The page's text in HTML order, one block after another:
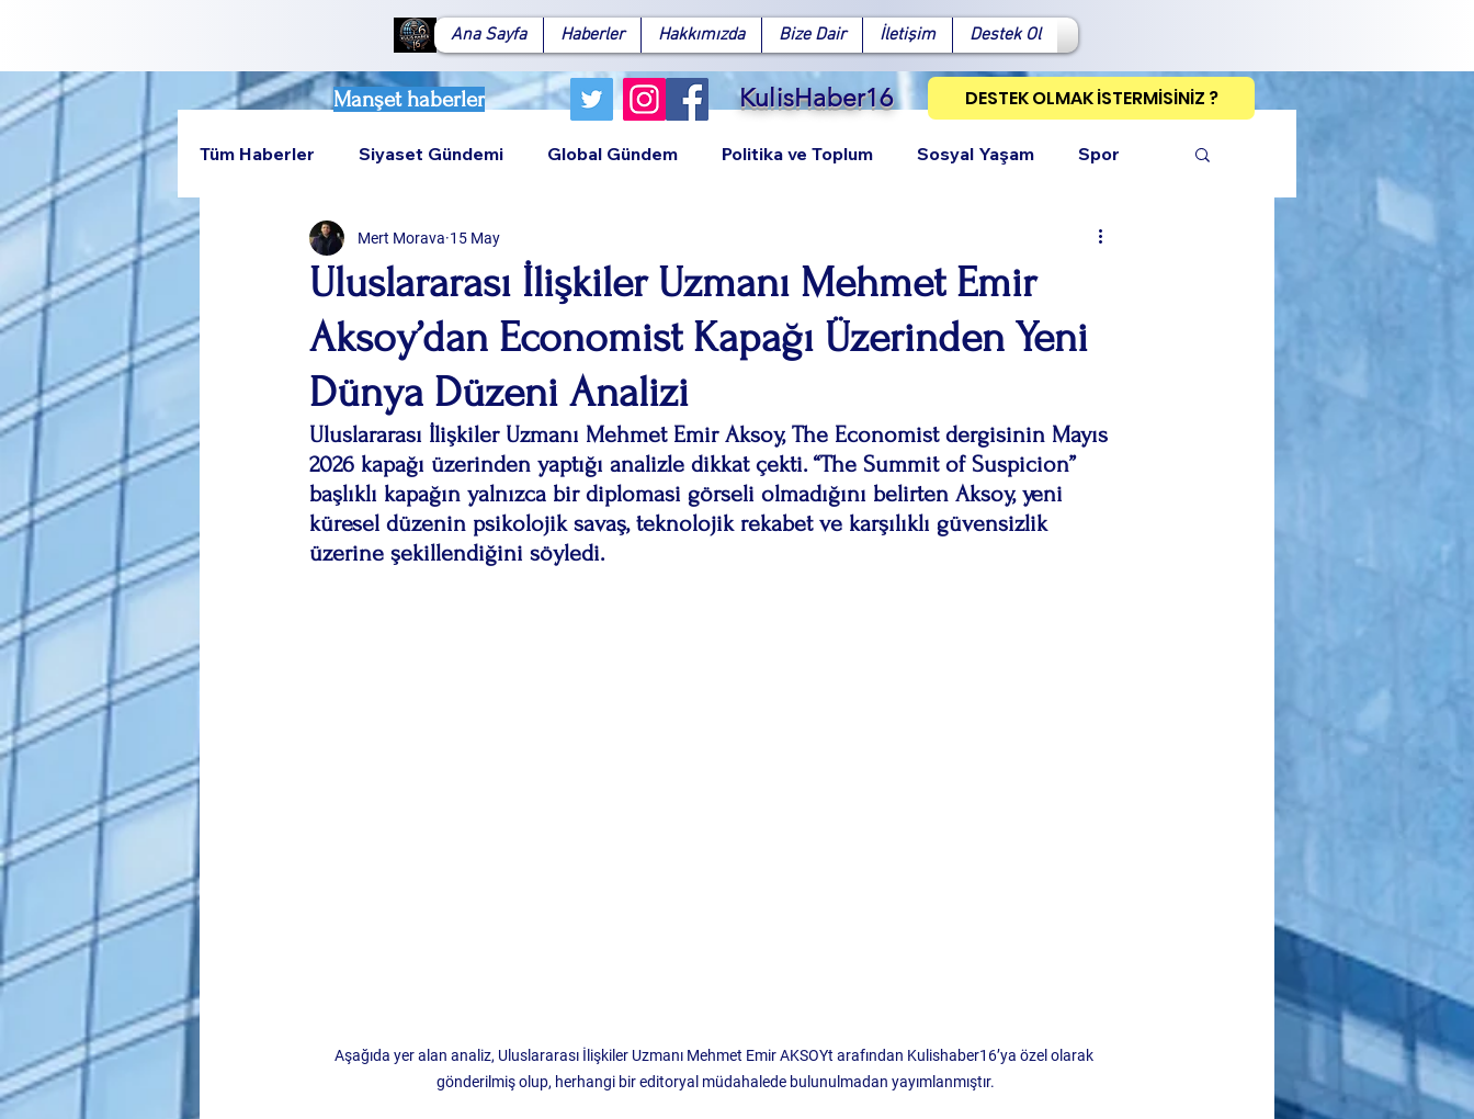
Ana Sayfa Haberler Hakkımızda Bize Dair İletişim Destek Ol
Manşet haberler KulisHaber16 DESTEK OLMAK İSTERMİSİNİZ ?
FacebookX (Twitter)WhatsAppLinkedInPinterest Bağlantıyı Kopyala
Tüm Haberler Siyaset Gündemi Global Gündem Politika ve Toplum Sosyal Yaşam Spor
Teknoloji Rumeli
Uluslararası İlişkiler Uzmanı Mehmet Emir
Aksoy’dan Economist Kapağı Üzerinden Yeni
Dünya Düzeni Analizi
Mert Morava 15 May
Uluslararası İlişkiler Uzmanı Mehmet Emir Aksoy, The Economist dergisinin Mayıs
2026 kapağı üzerinden yaptığı analizle dikkat çekti. “The Summit of Suspicion”
başlıklı kapağın yalnızca bir diplomasi görseli olmadığını belirten Aksoy, yeni
küresel düzenin psikolojik savaş, teknolojik rekabet ve karşılıklı güvensizlik
üzerine şekillendiğini söyledi.
Aşağıda yer alan analiz, Uluslararası İlişkiler Uzmanı Mehmet Emir AKSOYt arafından Kulishaber16’ya özel olarak
gönderilmiş olup, herhangi bir editoryal müdahalede bulunulmadan yayımlanmıştır.